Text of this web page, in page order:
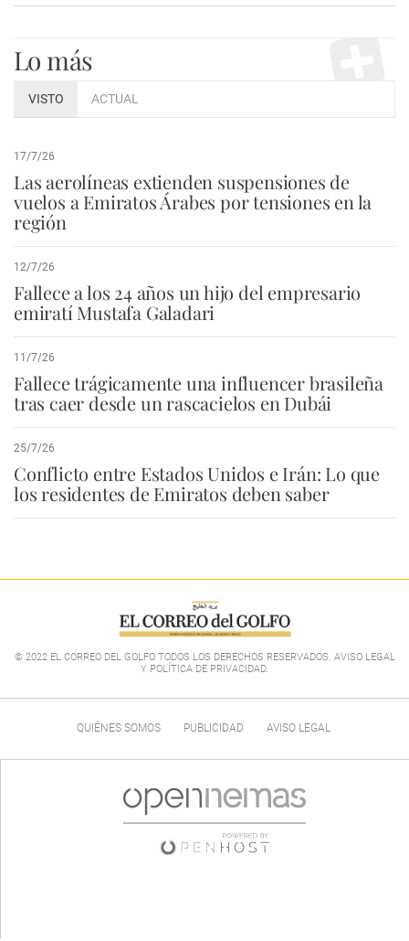
Lo más
VISTO ACTUAL
17/7/26
Las aerolíneas extienden suspensiones de
vuelos a Emiratos Árabes por tensiones en la
región
12/7/26
Fallece a los 24 años un hijo del empresario
emiratí Mustafa Galadari
11/7/26
Fallece trágicamente una influencer brasileña
tras caer desde un rascacielos en Dubái
25/7/26
Conflicto entre Estados Unidos e Irán: Lo que
los residentes de Emiratos deben saber
© 2022 EL CORREO DEL GOLFO TODOS LOS DERECHOS RESERVADOS. AVISO LEGAL
Y POLÍTICA DE PRIVACIDAD.
QUIÉNES SOMOS PUBLICIDAD AVISO LEGAL